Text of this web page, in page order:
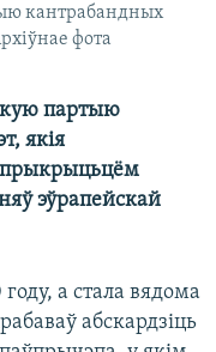
кантрабандных
фота
партыю
якія
прыкрыцьцём
эўрапейскай
а стала вядома
абскардзіць